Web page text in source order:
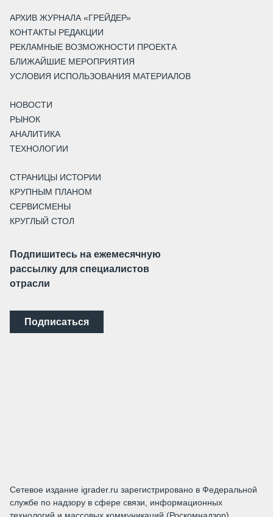
АРХИВ ЖУРНАЛА «ГРЕЙДЕР»
КОНТАКТЫ РЕДАКЦИИ
РЕКЛАМНЫЕ ВОЗМОЖНОСТИ ПРОЕКТА
БЛИЖАЙШИЕ МЕРОПРИЯТИЯ
УСЛОВИЯ ИСПОЛЬЗОВАНИЯ МАТЕРИАЛОВ
НОВОСТИ
РЫНОК
АНАЛИТИКА
ТЕХНОЛОГИИ
СТРАНИЦЫ ИСТОРИИ
КРУПНЫМ ПЛАНОМ
СЕРВИСМЕНЫ
КРУГЛЫЙ СТОЛ
Подпишитесь на ежемесячную
рассылку для специалистов
отрасли
Подписаться
Сетевое издание igrader.ru зарегистрировано в Федеральной
службе по надзору в сфере связи, информационных